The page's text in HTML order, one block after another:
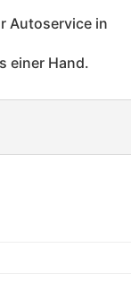
Autoservice in
einer Hand.